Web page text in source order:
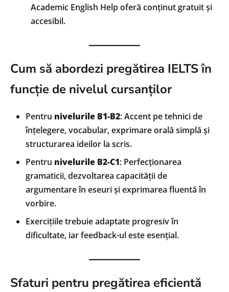
Academic English Help oferă conținut gratuit și
accesibil.
Cum să abordezi pregătirea IELTS în
funcție de nivelul cursanților
Pentru nivelurile B1-B2: Accent pe tehnici de
înțelegere, vocabular, exprimare orală simplă și
structurarea ideilor la scris.
Pentru nivelurile B2-C1: Perfecționarea
gramaticii, dezvoltarea capacității de
argumentare în eseuri și exprimarea fluentă în
vorbire.
Exercițiile trebuie adaptate progresiv în
dificultate, iar feedback-ul este esențial.
Sfaturi pentru pregătirea eficientă